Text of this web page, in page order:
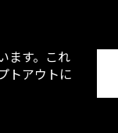
ます。これ
トアウトに